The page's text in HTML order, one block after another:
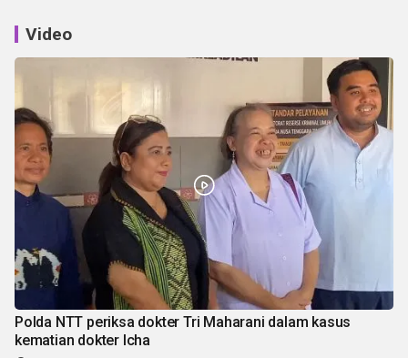
Video
Polda NTT periksa dokter Tri Maharani dalam kasus
kematian dokter Icha